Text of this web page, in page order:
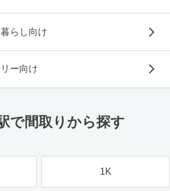
らし向け
ー向け
で間取りから探す
1K